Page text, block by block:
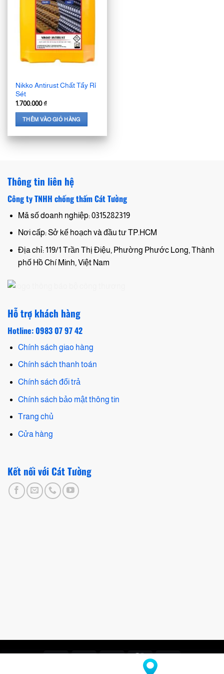
Nikko Antirust Chất Tẩy Rỉ
Sét
1.700.000₫
THÊM VÀO GIỎ HÀNG
Thông tin liên hệ
Công ty TNHH chống thấm Cát Tường
Mã số doanh nghiệp: 0315282319
Nơi cấp: Sở kế hoạch và đầu tư TP.HCM
Địa chỉ: 119/1 Trần Thị Điệu, Phường Phước Long, Thành
phố Hồ Chí Minh, Việt Nam
Hỗ trợ khách hàng
Hotline: 0983 07 97 42
Chính sách giao hàng
Chính sách thanh toán
Chính sách đổi trả
Chính sách bảo mật thông tin
Trang chủ
Cửa hàng
Kết nối với Cát Tường